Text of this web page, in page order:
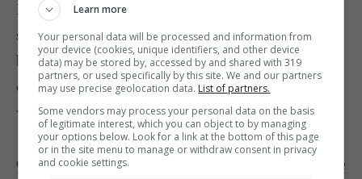
Mettete la casseruola a bagnomaria e continuate a
sbattere la salsa fino a che non si addensa. Badate
bene a che l’acqua del bagnomaria non bolla ma
che rimanga sempre bollente, per cui la fiamma
va tenuta il più basso possibile.
Questa salsa è ottima da servite con verdure crude
Learn more
Your personal data will be processed and information from
your device (cookies, unique identifiers, and other device
data) may be stored by, accessed by and shared with 319
partners, or used specifically by this site. We and our partners
may use precise geolocation data. List of partners.
Some vendors may process your personal data on the basis
of legitimate interest, which you can object to by managing
your options below. Look for a link at the bottom of this page
or in the site menu to manage or withdraw consent in privacy
and cookie settings.